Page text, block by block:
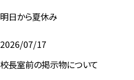
明日から夏休み
2026/07/17
校長室前の掲示物について